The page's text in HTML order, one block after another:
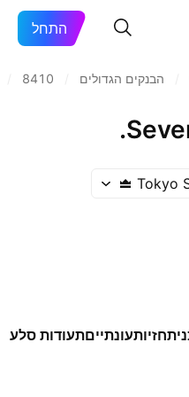
התחל
הבנקים הגדולים 8410
Tokyo
תחזיותעונתייםתעודות סל